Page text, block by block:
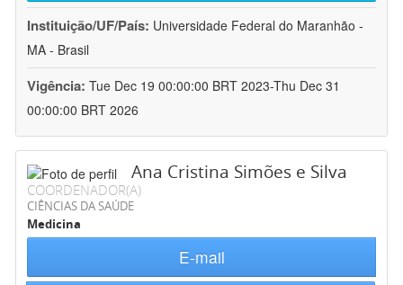
Instituição/UF/País: Universidade Federal do Maranhão -
MA - Brasil
Vigência: Tue Dec 19 00:00:00 BRT 2023-Thu Dec 31
00:00:00 BRT 2026
Ana Cristina Simões e Silva
COORDENADOR(A)
CIÊNCIAS DA SAÚDE
Medicina
E-mail